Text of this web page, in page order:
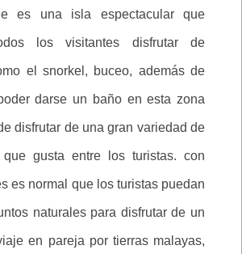
es una isla espectacular que
los visitantes disfrutar de
el snorkel, buceo, además de
darse un baño en esta zona
disfrutar de una gran variedad de
gusta entre los turistas. con
es normal que los turistas puedan
naturales para disfrutar de un
en pareja por tierras malayas,